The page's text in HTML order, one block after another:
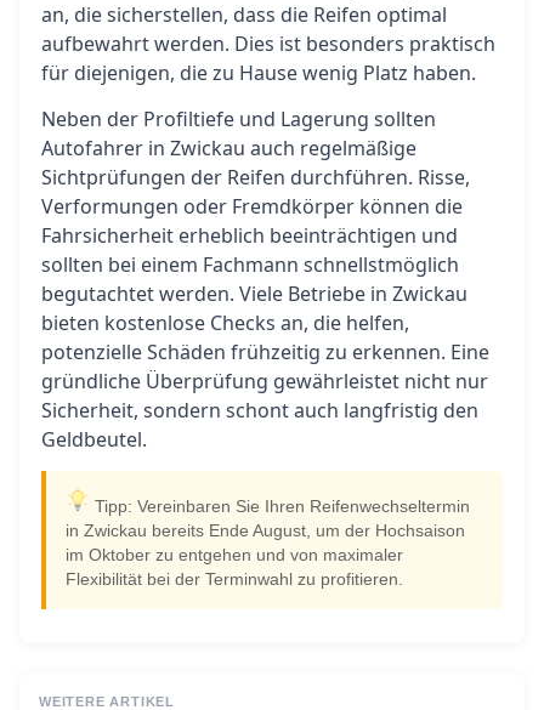
an, die sicherstellen, dass die Reifen optimal
aufbewahrt werden. Dies ist besonders praktisch
für diejenigen, die zu Hause wenig Platz haben.
Neben der Profiltiefe und Lagerung sollten
Autofahrer in Zwickau auch regelmäßige
Sichtprüfungen der Reifen durchführen. Risse,
Verformungen oder Fremdkörper können die
Fahrsicherheit erheblich beeinträchtigen und
sollten bei einem Fachmann schnellstmöglich
begutachtet werden. Viele Betriebe in Zwickau
bieten kostenlose Checks an, die helfen,
potenzielle Schäden frühzeitig zu erkennen. Eine
gründliche Überprüfung gewährleistet nicht nur
Sicherheit, sondern schont auch langfristig den
Geldbeutel.
Tipp: Vereinbaren Sie Ihren Reifenwechseltermin
in Zwickau bereits Ende August, um der Hochsaison
im Oktober zu entgehen und von maximaler
Flexibilität bei der Terminwahl zu profitieren.
WEITERE ARTIKEL